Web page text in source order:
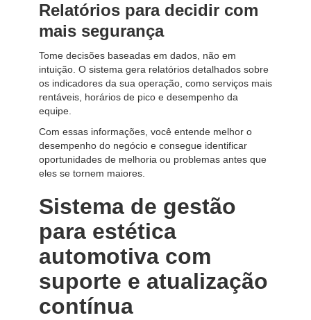
Relatórios para decidir com
mais segurança
Tome decisões baseadas em dados, não em
intuição. O sistema gera relatórios detalhados sobre
os indicadores da sua operação, como serviços mais
rentáveis, horários de pico e desempenho da
equipe.
Com essas informações, você entende melhor o
desempenho do negócio e consegue identificar
oportunidades de melhoria ou problemas antes que
eles se tornem maiores.
Sistema de gestão
para estética
automotiva com
suporte e atualização
contínua